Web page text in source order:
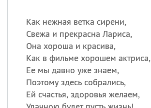
Как нежная ветка сирени,
Свежа и прекрасна Лариса,
Она хороша и красива,
Как в фильме хорошем актриса,
Ее мы давно уже знаем,
Поэтому здесь собрались,
Ей счастья, здоровья желаем,